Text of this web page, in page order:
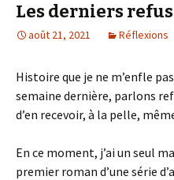
Les derniers
août 21, 2021 Réflexions
Histoire que je ne m’enfle
semaine dernière, parlons
d’en recevoir, à la pelle,
En ce moment, j’ai un seul
premier roman d’une série